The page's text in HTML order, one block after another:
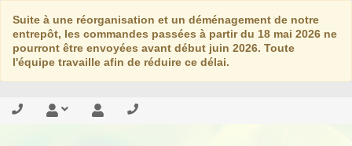
Suite à une réorganisation et un déménagement de notre
entrepôt, les commandes passées à partir du 18 mai 2026 ne
pourront être envoyées avant début juin 2026. Toute
l'équipe travaille afin de réduire ce délai.